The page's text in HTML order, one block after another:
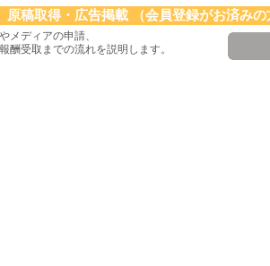
稿取得・広告掲載 （会員登録がお済み
メディアの申請、
酬受取までの流れを説明します。